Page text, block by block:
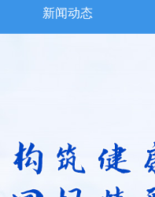
新闻动态